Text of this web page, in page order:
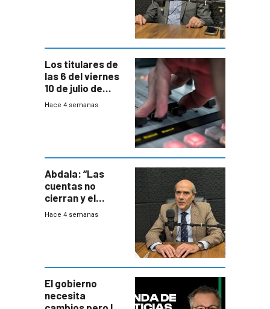
Los titulares de
las 6 del viernes
10 de julio de
2026
Hace 4 semanas
Abdala: “Las
cuentas no
cierran y el
balance del
Hace 4 semanas
El gobierno
necesita